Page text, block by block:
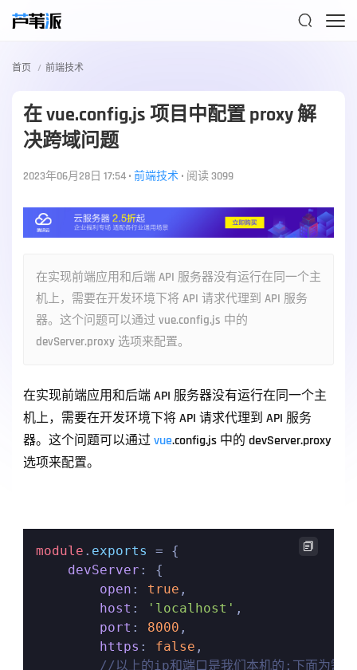

首页 前端技术
在 vue.config.js 项目中配置 proxy 解
决跨域问题
2023年06月28日 17:54 • 前端技术 • 阅读 3099
在实现前端应用和后端 API 服务器没有运行在同一个主
机上，需要在开发环境下将 API 请求代理到 API 服务
器。这个问题可以通过 vue.config.js 中的
devServer.proxy 选项来配置。
在实现前端应用和后端 API 服务器没有运行在同一个主
机上，需要在开发环境下将 API 请求代理到 API 服务
器。这个问题可以通过 vue.config.js 中的 devServer.proxy
选项来配置。
module . exports
= {
devServer : {
open : true ,
host : 'localhost' ,
port : 8000 ,
https : false ,
//以上的ip和端口是我们本机的;下面为需要
